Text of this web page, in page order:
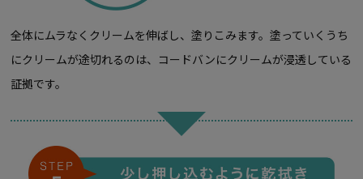
全体にムラなくクリームを伸ばし、塗りこみます。塗っていくうち
にクリームが途切れるのは、コードバンにクリームが浸透している
証拠です。